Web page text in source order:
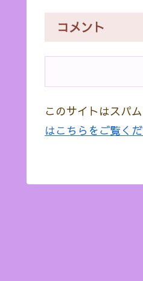
コメント
このサイトはスパ
はこちらをご覧く